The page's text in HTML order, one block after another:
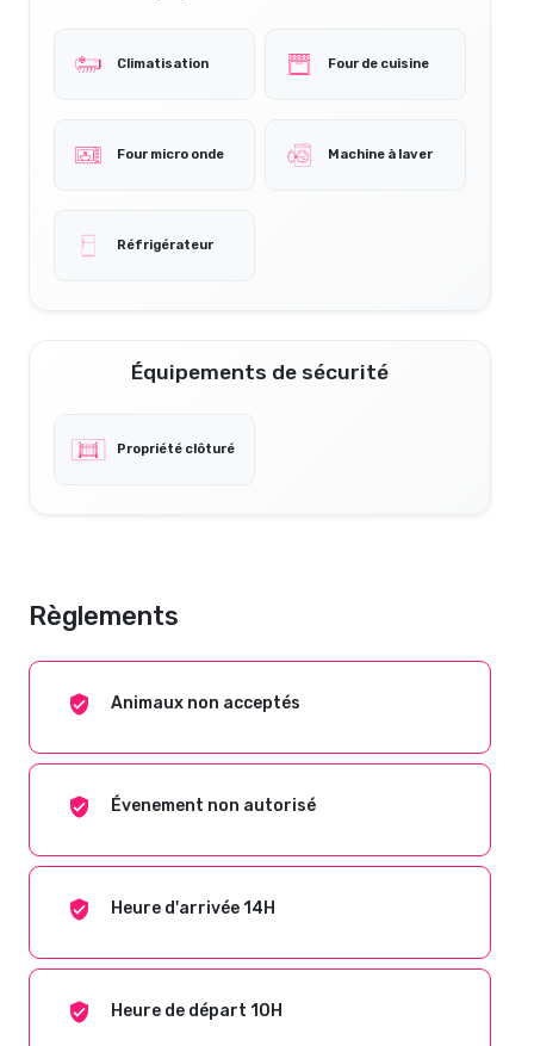
Climatisation Four de cuisine
Four micro onde Machine à laver
Réfrigérateur
Équipements de sécurité
Propriété clôturé
Règlements
Animaux non acceptés
Évenement non autorisé
Heure d'arrivée 14H
Heure de départ 10H